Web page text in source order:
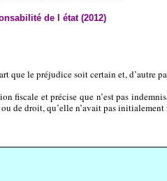
de l état (2012)
le préjudice soit certain et, d’autre
fiscale et précise que n’est pas
de droit, qu’elle n’avait pas